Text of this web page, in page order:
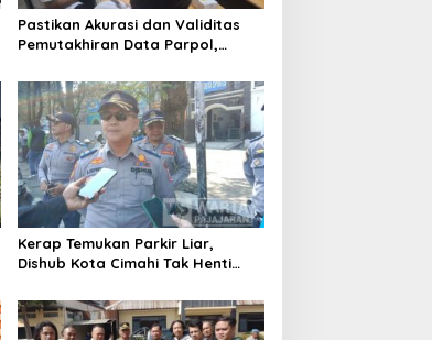
Pastikan Akurasi dan Validitas
Pemutakhiran Data Parpol,
Pengawasan
Kerap Temukan Parkir Liar,
Dishub Kota Cimahi Tak Henti